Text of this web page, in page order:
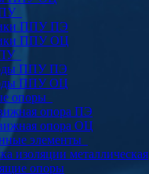
ППУ ПЭ
ППУ ОЦ
ППУ ПЭ
ППУ ОЦ
опоры
опора ПЭ
опора ОЦ
элементы
изоляции металлическая
опоры